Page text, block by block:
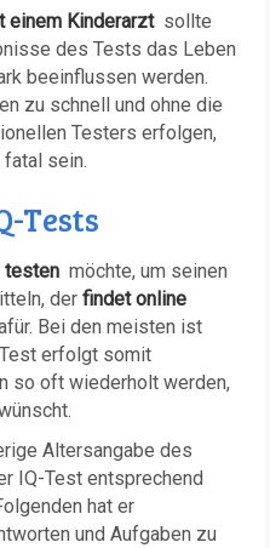
einem Kinderarzt sollte
des Tests das Leben
beeinflussen werden.
zu schnell und ohne die
Testers erfolgen,
sein.
Tests
testen möchte, um seinen
derfindet online
Bei den meisten ist
erfolgt somit
so oft wiederholt werden,
Altersangabe des
IQ-Test entsprechend
hat er
und Aufgaben zu